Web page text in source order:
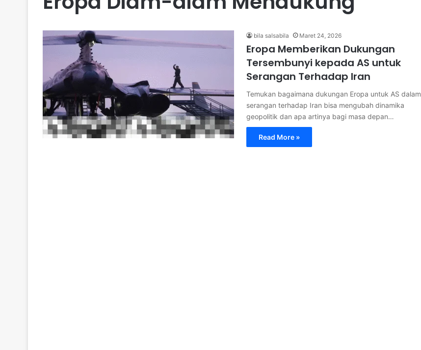
bila salsabila Maret 24, 2026
Eropa Memberikan Dukungan
Tersembunyi kepada AS untuk
Serangan Terhadap Iran
Temukan bagaimana dukungan Eropa untuk AS dalam
serangan terhadap Iran bisa mengubah dinamika
geopolitik dan apa artinya bagi masa depan…
Read More »